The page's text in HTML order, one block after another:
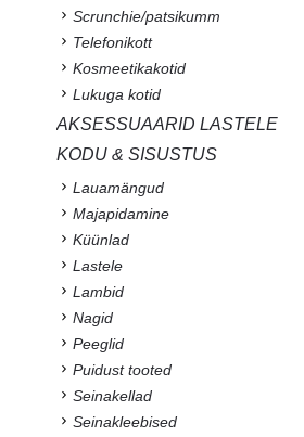
Scrunchie/patsikumm
Telefonikott
Kosmeetikakotid
Lukuga kotid
AKSESSUAARID LASTELE
KODU & SISUSTUS
Lauamängud
Majapidamine
Küünlad
Lastele
Lambid
Nagid
Peeglid
Puidust tooted
Seinakellad
Seinakleebised